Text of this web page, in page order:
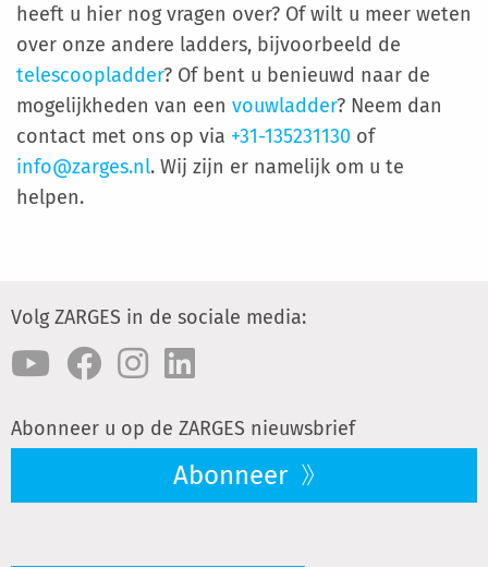
heeft u hier nog vragen over? Of wilt u meer weten
over onze andere ladders, bijvoorbeeld de
telescoopladder? Of bent u benieuwd naar de
mogelijkheden van een vouwladder? Neem dan
contact met ons op via +31-135231130 of
info@zarges.nl. Wij zijn er namelijk om u te
helpen.
Volg ZARGES in de sociale media:
Abonneer u op de ZARGES nieuwsbrief
Abonneer